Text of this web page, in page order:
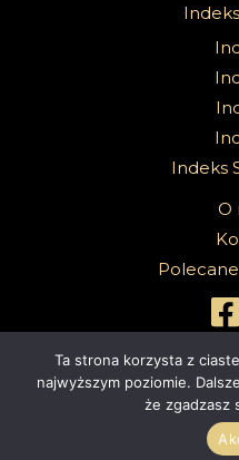
Indeks
O
Copyright 2026 @Sabbath Of
4ec.eu - strony
Ta strona korzysta z
najwyższym poziomie.
że zgadzasz